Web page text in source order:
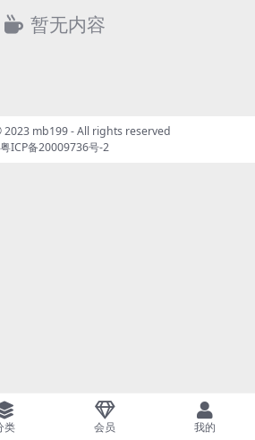
暂无内容
2023 mb199- All rights reserved
粤ICP备20009736号-2
类 会员 我的